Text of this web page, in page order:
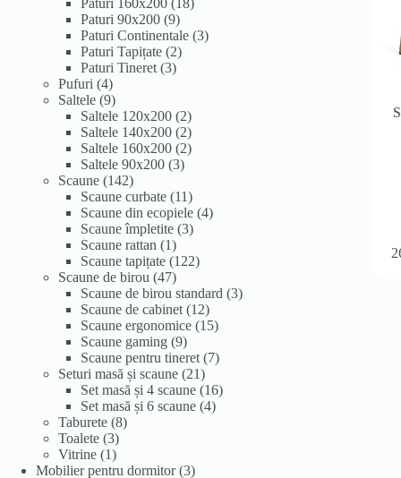
Paturi 160x200 18
Paturi 90x200 99
produse
Paturi Continentale 33
Paturi Tapițate 22
Paturi Tineret 33
Pufuri 44
produse
Saltele 99
produse
Saltele 120x200 22
produse
Saltele 140x200 22
produse
Saltele 160x200 22
Saltele 90x200 33
Scaune 142142
de
produse
Scaune curbate 1111
produse
Scaune din ecopiele 44
Scaune împletite 33
Scaune rattan 11
produs
Scaune tapițate 122122
produse
Scaune de birou 4747
de
produse
Scaune de birou standard 33
Scaune de cabinet 1212
produse
Scaune ergonomice 1515
Scaune gaming 99
produse
Scaune pentru tineret 77
Seturi masă și scaune 2121
de
produse
Set masă și 4 scaune 1616
Set masă și 6 scaune 44
Taburete 88
Toalete 33
produse
Vitrine 11
produs
Mobilier pentru dormitor 33